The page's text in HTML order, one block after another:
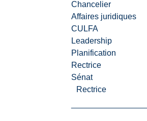
Chancelier
Affaires juridiques
CULFA
Leadership
Planification
Rectrice
Sénat
Rectrice